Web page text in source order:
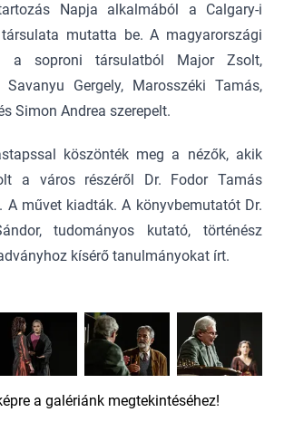
Napja alkalmából a Calgary-i
mutatta be. A magyarországi
a soproni társulatból Major Zsolt,
Savanyu Gergely, Marosszéki Tamás,
Simon Andrea szerepelt.
köszönték meg a nézők, akik
a város részéről Dr. Fodor Tamás
A művet kiadták. A könyvbemutatót Dr.
tudományos kutató, történész
kísérő tanulmányokat írt.
a galériánk megtekintéséhez!